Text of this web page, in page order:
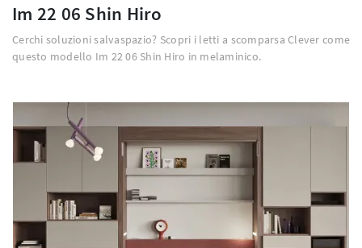
Im 22 06 Shin Hiro
Cerchi soluzioni salvaspazio? Scopri i letti a scomparsa Clever come
questo modello Im 22 06 Shin Hiro in melaminico.